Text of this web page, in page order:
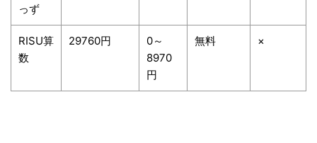
っず
RISU算
数
29760円
0～
8970
円
無料 ×